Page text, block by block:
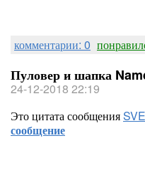
комментарии: 0
Пуловер и шапка
24-12-2018 22:19
Это цитата сообщения
сообщение